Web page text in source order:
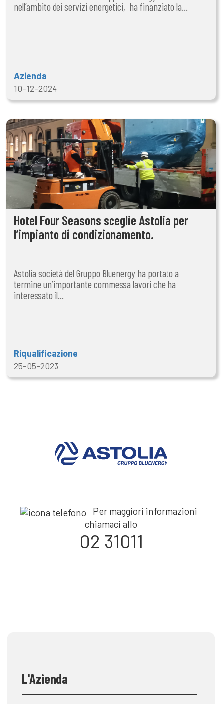
nell’ambito dei servizi energetici, ha finanziato la...
Azienda
10-12-2024
Hotel Four Seasons sceglie Astolia per
l’impianto di condizionamento.
Astolia società del Gruppo Bluenergy ha portato a
termine un’importante commessa lavori che ha
interessato il...
Riqualificazione
25-05-2023
Per maggiori informazioni
chiamaci allo
02 31011
L'Azienda